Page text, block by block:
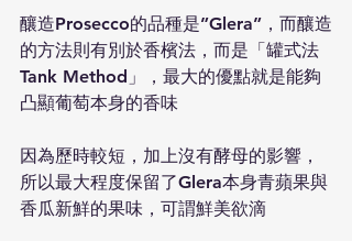
釀造Prosecco的品種是”Glera”，而釀造
的方法則有別於香檳法，而是「罐式法
Tank Method」，最大的優點就是能夠
凸顯葡萄本身的香味
因為歷時較短，加上沒有酵母的影響，
所以最大程度保留了Glera本身青蘋果與
香瓜新鮮的果味，可謂鮮美欲滴